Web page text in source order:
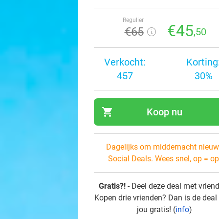
Regulier
€65 €45,50
Verkocht:
457
30%
shopping_cart Koop nu
Dagelijks om middernacht
Social Deals. Wees snel, op =
Gratis?! - Deel deze deal met
Kopen drie vrienden? Dan is de
jou gratis! (info)